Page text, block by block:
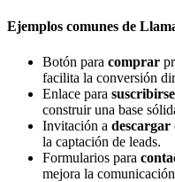
Ejemplos comunes de
Botón para comprar
facilita la conversión
Enlace para suscribirse
construir una base
Invitación a descargar
la captación de leads.
Formularios para
mejora la